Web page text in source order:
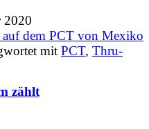
2020
auf dem PCT von Mexiko
mit PCT, Thru-
zählt